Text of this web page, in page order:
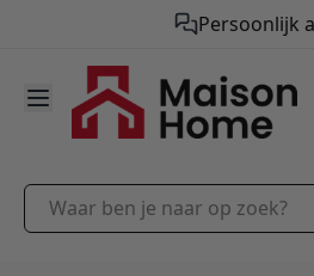
Persoonlijk
Ga naar de inhoud
Waar ben je naar op zoek?